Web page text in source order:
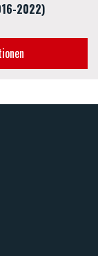
2022)